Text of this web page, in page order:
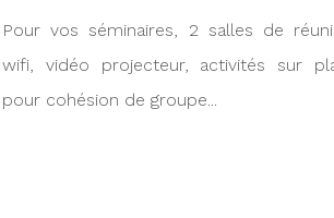
Pour vos séminaires, 2 salles de
wifi, vidéo projecteur, activités sur
pour cohésion de groupe...